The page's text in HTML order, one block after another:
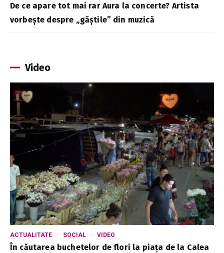
De ce apare tot mai rar Aura la concerte? Artista
vorbește despre „găștile” din muzică
Video
ACTUALITATE SOCIAL VIDEO
În căutarea buchetelor de flori la piața de la Calea